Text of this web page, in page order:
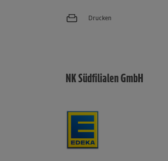
Drucken
NK Südfilialen GmbH